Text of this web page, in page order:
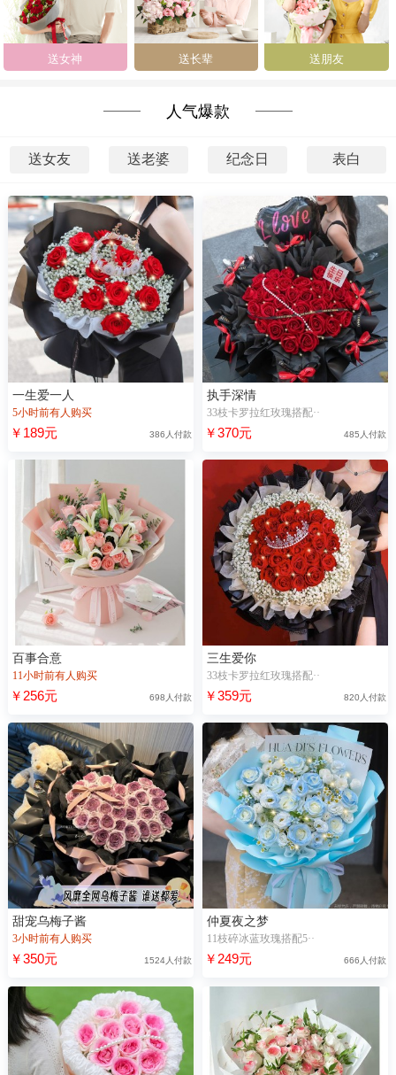
送女神 送长辈 送朋友
人气爆款
送女友 送老婆 纪念日 表白
一生爱一人
5小时前有人购买
￥189元 386人付款
执手深情
33枝卡罗拉红玫瑰搭配··
￥370元 485人付款
百事合意
11小时前有人购买
￥256元 698人付款
三生爱你
33枝卡罗拉红玫瑰搭配··
￥359元 820人付款
甜宠乌梅子酱
3小时前有人购买
￥350元 1524人付款
仲夏夜之梦
11枝碎冰蓝玫瑰搭配5··
￥249元 666人付款